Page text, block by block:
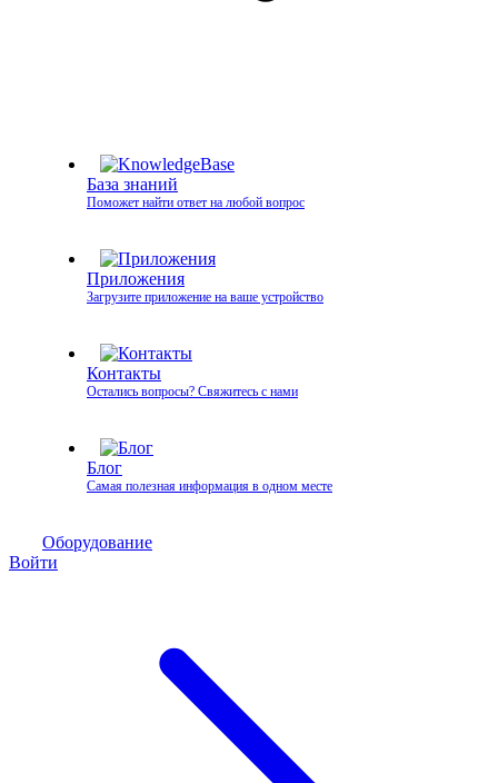
База знаний
Поможет найти ответ на любой вопрос
Приложения
Загрузите приложение на ваше устройство
Контакты
Остались вопросы? Свяжитесь с нами
Блог
Самая полезная информация в одном месте
Оборудование
Войти